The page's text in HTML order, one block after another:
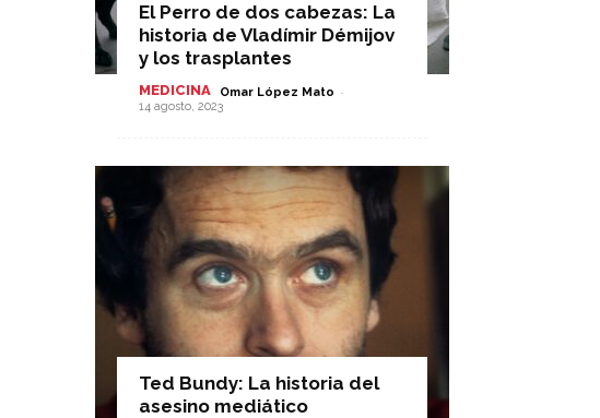
El Perro de dos cabezas: La
historia de Vladímir Démijov
y los trasplantes
MEDICINA Omar López Mato -
14 agosto, 2023
Ted Bundy: La historia del
asesino mediático